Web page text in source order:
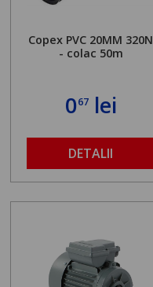
Copex PVC 20MM 320N
- colac 50m
067lei
DETALII